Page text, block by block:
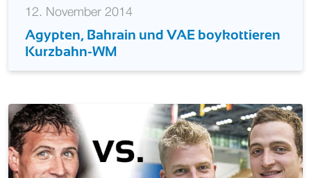
12. November 2014
Agypten, Bahrain und VAE boykottieren
Kurzbahn-WM